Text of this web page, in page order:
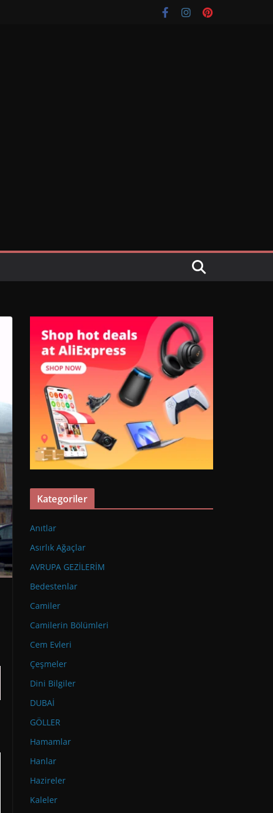
Kategoriler
Anıtlar
Asırlık Ağaçlar
AVRUPA GEZİLERİM
Bedestenlar
Camiler
Camilerin Bölümleri
Cem Evleri
Çeşmeler
Dini Bilgiler
DUBAİ
GÖLLER
Hamamlar
Hanlar
Hazireler
Kaleler